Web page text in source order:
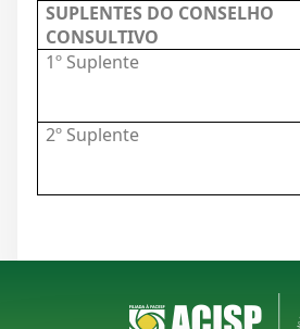
SUPLENTES DO CONSELHO
CONSULTIVO
1º Suplente
2º Suplente